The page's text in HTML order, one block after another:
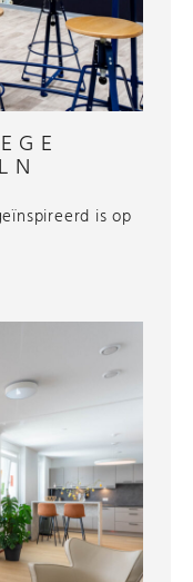
is op